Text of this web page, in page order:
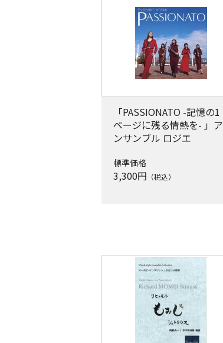
「PASSIONATO -記憶の1
ページに残る情熱を- 」ア
ンサンブル ロジエ
標準価格
3,300円 （税込）